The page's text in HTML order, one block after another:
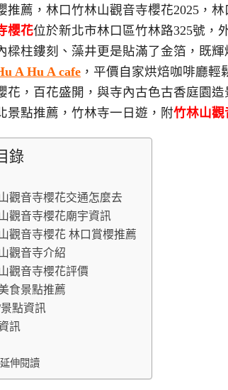
推薦，林口竹林山觀音寺櫻花2025，
櫻花位於新北市林口區竹林路325號，
樑柱鏤刻、藻井更是貼滿了金箔，既
A Hu A cafe ，平價自家烘焙咖啡廳
花，百花盛開，與寺內古色古香庭園
景點推薦，竹林寺一日遊，附竹林山觀
錄
觀音寺櫻花交通怎麼去
觀音寺櫻花廟宇資訊
觀音寺櫻花 林口賞櫻推薦
觀音寺介紹
觀音寺櫻花評價
食景點推薦
點資訊
訊
延伸閱讀